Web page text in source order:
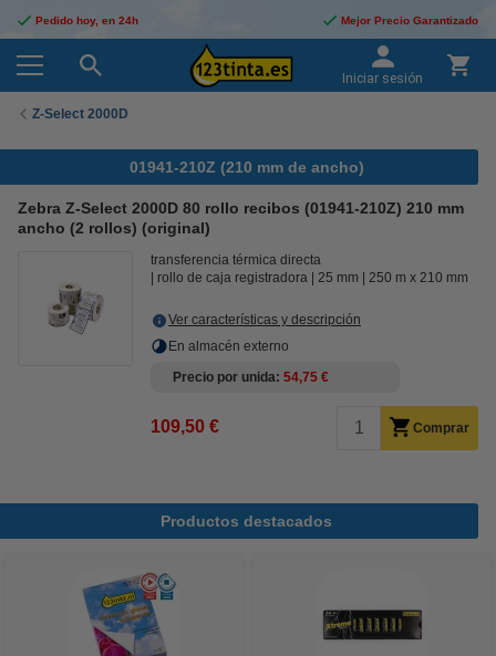
Pedido hoy, en 24h Mejor Precio Garantizado
Iniciar sesión
Z-Select 2000D
01941-210Z (210 mm de ancho)
Zebra Z-Select 2000D 80 rollo recibos (01941-210Z) 210 mm
ancho (2 rollos) (original)
transferencia térmica directa
rollo de caja registradora
25 mm 250 m x 210 mm
Ver características y descripción
En almacén externo
Precio por unida 54,75 €
109,50 € Comprar
Productos destacados